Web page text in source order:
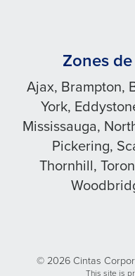
Zones
Ajax, Brampton,
York,
Mississauga,
Pickering,
Thornhill,
©2026 Cintas
This site is